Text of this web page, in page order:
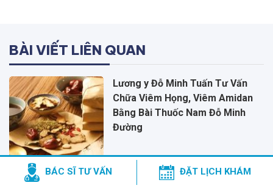
BÀI VIẾT LIÊN QUAN
Lương y Đỗ Minh Tuấn Tư Vấn
Chữa Viêm Họng, Viêm Amidan
Bằng Bài Thuốc Nam Đỗ Minh
Đường
BÁC SĨ TƯ VẤN ĐẶT LỊCH KHÁM